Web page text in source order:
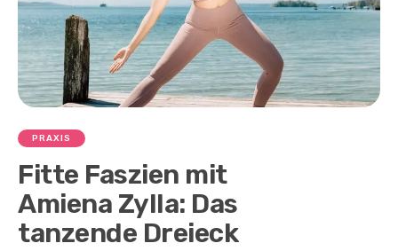
PRAXIS
Fitte Faszien mit
Amiena Zylla: Das
tanzende Dreieck